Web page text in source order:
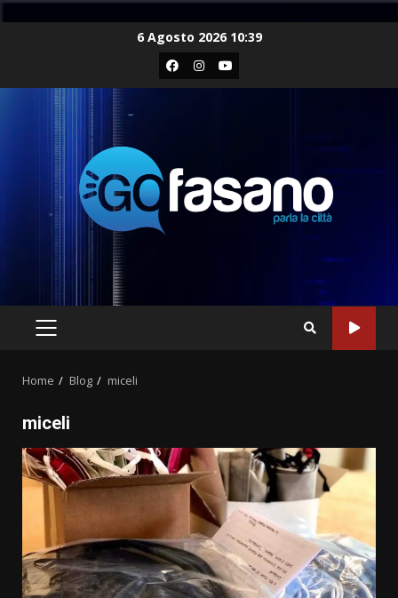
6 Agosto 2026 10:39
Facebook
Instagram
Youtube
PRIMARY
Home Blog miceli
miceli